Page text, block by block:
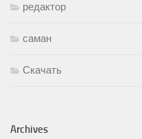
редактор
саман
Скачать
Archives